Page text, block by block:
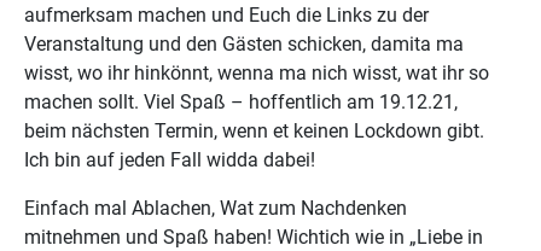
aufmerksam machen und Euch die Links zu der
Veranstaltung und den Gästen schicken, damita ma
wisst, wo ihr hinkönnt, wenna ma nich wisst, wat ihr so
machen sollt. Viel Spaß – hoffentlich am 19.12.21,
beim nächsten Termin, wenn et keinen Lockdown gibt.
Ich bin auf jeden Fall widda dabei!
Einfach mal Ablachen, Wat zum Nachdenken
mitnehmen und Spaß haben! Wichtich wie in „Liebe in